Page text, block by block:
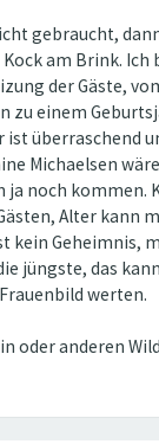
gebraucht,
am Brink. Ich
der Gäste,
zu einem
ist überraschend
Michaelsen
ja noch kommen.
Alter kann
kein Geheimnis,
jüngste, das
werten.
oder anderen